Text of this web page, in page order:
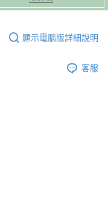
顯示電腦版詳細說明
客服